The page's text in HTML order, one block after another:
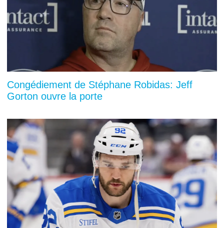
Congédiement de Stéphane Robidas: Jeff
Gorton ouvre la porte